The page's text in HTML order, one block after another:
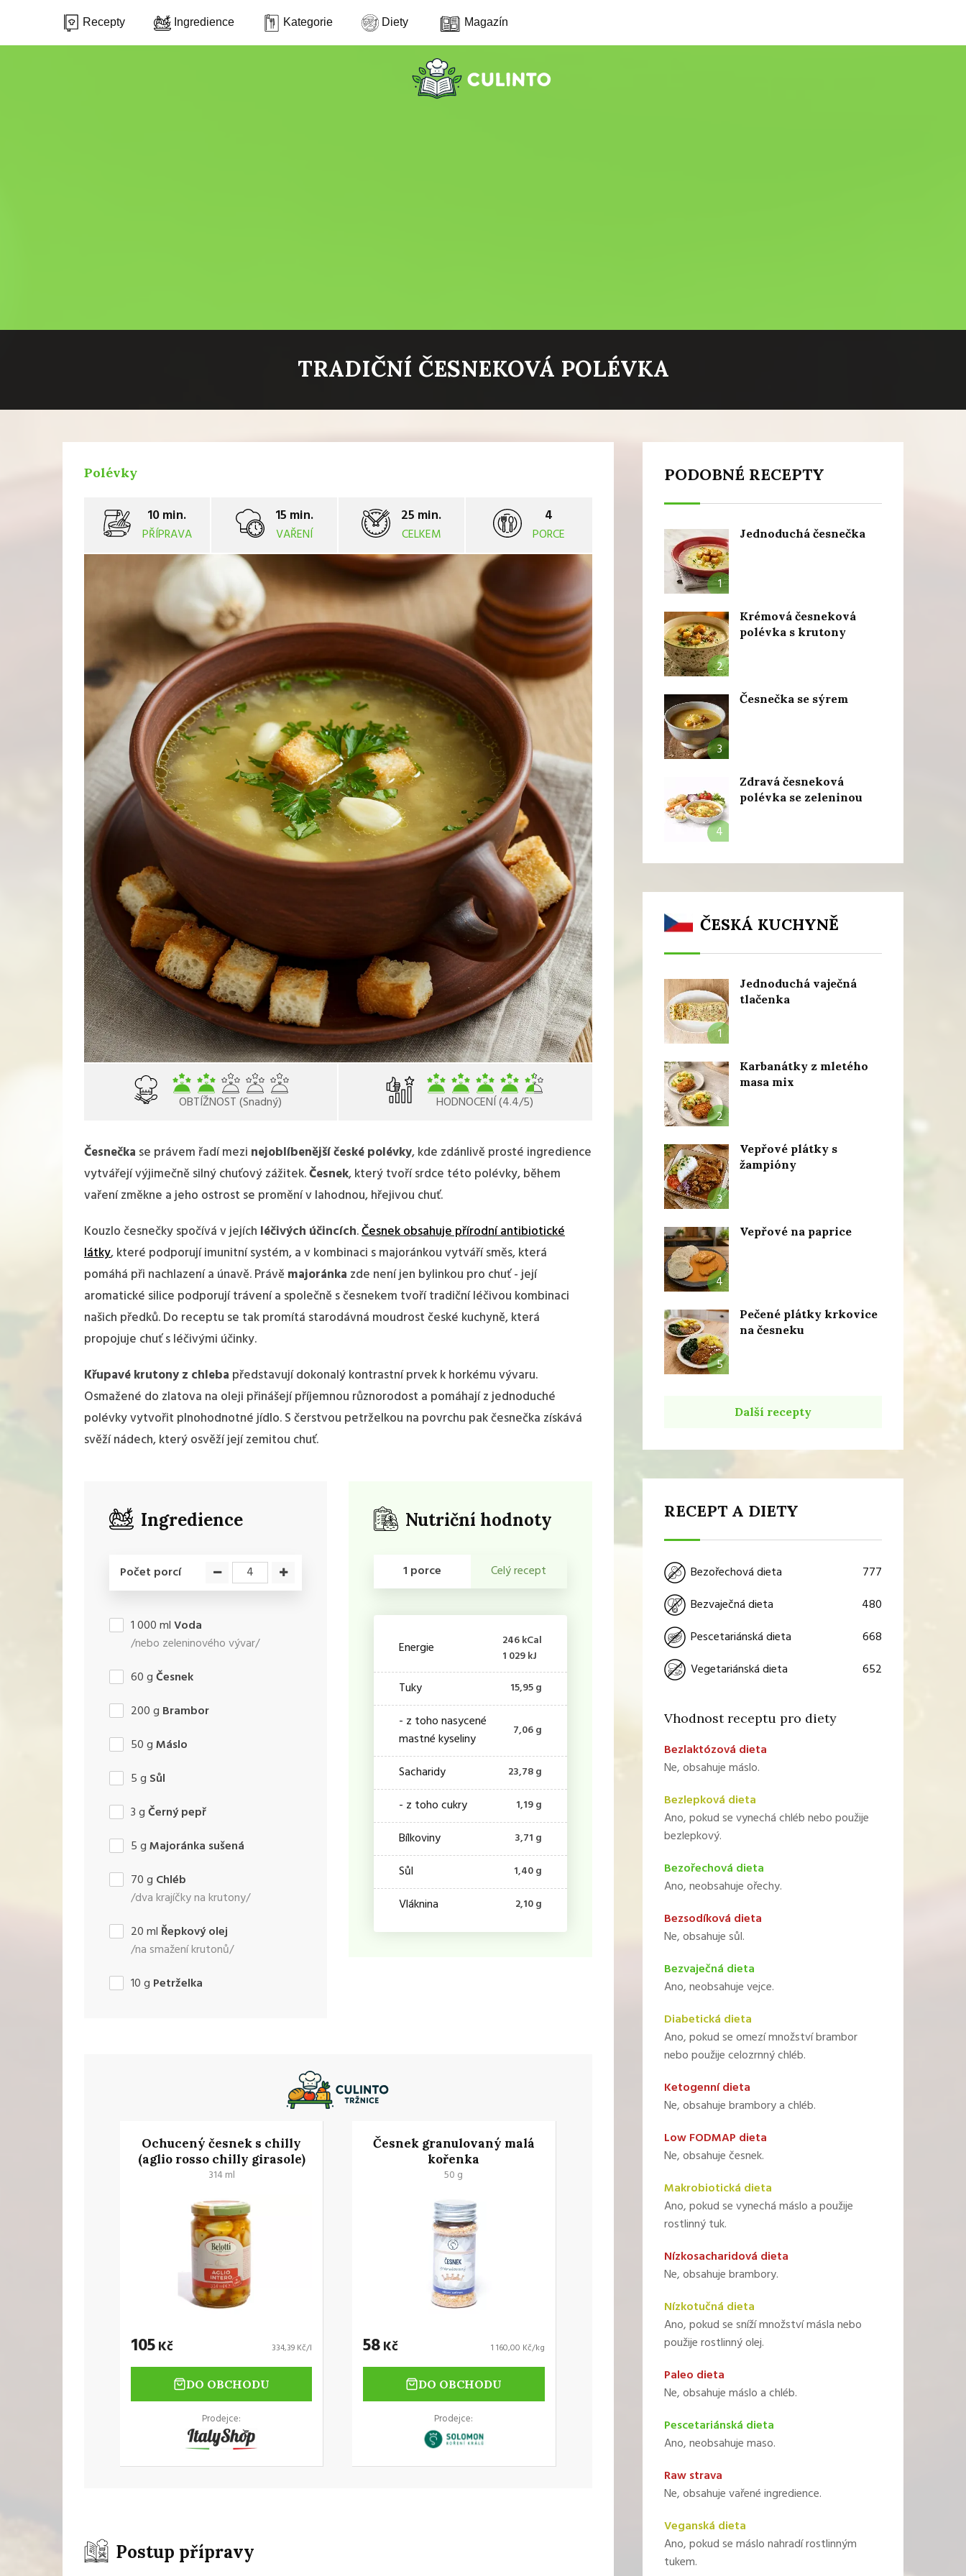
Recepty Ingredience Kategorie Diety Magazín
TRADIČNÍ ČESNEKOVÁ POLÉVKA
Polévky
10 min.
PŘÍPRAVA
15 min.
VAŘENÍ
25 min.
CELKEM
4
PORCE
OBTÍŽNOST (Snadný) HODNOCENÍ (4.4/5)
Česnečka se právem řadí mezi nejoblíbenější české polévky, kde zdánlivě prosté ingredience
vytvářejí výjimečně silný chuťový zážitek.Česnek, který tvoří srdce této polévky, během
vaření změkne a jeho ostrost se promění v lahodnou, hřejivou chuť.
Kouzlo česnečky spočívá v jejích léčivých účincích.Česnek obsahuje přírodní antibiotické
látky, které podporují imunitní systém, a v kombinaci s majoránkou vytváří směs, která
pomáhá při nachlazení a únavě. Právě majoránka zde není jen bylinkou pro chuť - její
aromatické silice podporují trávení a společně s česnekem tvoří tradiční léčivou kombinaci
našich předků. Do receptu se tak promítá starodávná moudrost české kuchyně, která
propojuje chuť s léčivými účinky.
Křupavé krutony z chleba představují dokonalý kontrastní prvek k horkému vývaru.
Osmažené do zlatova na oleji přinášejí příjemnou různorodost a pomáhají z jednoduché
polévky vytvořit plnohodnotné jídlo. S čerstvou petrželkou na povrchu pak česnečka získává
svěží nádech, který osvěží její zemitou chuť.
Ingredience
Počet porcí
1 000mlVoda
/nebo zeleninového vývar/
60gČesnek
200g Brambor
50gMáslo
5g Sůl
3gČerný pepř
5gMajoránka sušená
70g Chléb
/dva krajíčky na krutony/
20ml Řepkový olej
/na smažení krutonů/
10g Petrželka
Nutriční hodnoty
1 porce Celý recept
Energie
246 kCal
1 029 kJ
Tuky 15,95 g
- z toho nasycené
mastné kyseliny
7,06 g
Sacharidy 23,78 g
- z toho cukry 1,19 g
Bílkoviny 3,71 g
Sůl 1,40 g
Vláknina 2,10 g
Ochucený česnek s chilly
(aglio rosso chilly girasole)
314 ml
105Kč 334,39 Kč/l
DO OBCHODU
Prodejce:
Česnek granulovaný malá
kořenka
50 g
58Kč 1 160,00 Kč/kg
DO OBCHODU
Prodejce:
Postup přípravy
PODOBNÉ RECEPTY
1
Jednoduchá česnečka
2
Krémová česneková
polévka s krutony
3
Česnečka se sýrem
4
Zdravá česneková
polévka se zeleninou
ČESKÁ KUCHYNĚ
1
Jednoduchá vaječná
tlačenka
2
Karbanátky z mletého
masa mix
3
Vepřové plátky s
žampióny
4
Vepřové na paprice
5
Pečené plátky krkovice
na česneku
Další recepty
RECEPT A DIETY
Bezořechová dieta
777
Bezvaječná dieta
480
Pescetariánská dieta
668
Vegetariánská dieta
652
Vhodnost receptu pro diety
Bezlaktózová dieta
Ne, obsahuje máslo.
Bezlepková dieta
Ano, pokud se vynechá chléb nebo použije
bezlepkový.
Bezořechová dieta
Ano, neobsahuje ořechy.
Bezsodíková dieta
Ne, obsahuje sůl.
Bezvaječná dieta
Ano, neobsahuje vejce.
Diabetická dieta
Ano, pokud se omezí množství brambor
nebo použije celozrnný chléb.
Ketogenní dieta
Ne, obsahuje brambory a chléb.
Low FODMAP dieta
Ne, obsahuje česnek.
Makrobiotická dieta
Ano, pokud se vynechá máslo a použije
rostlinný tuk.
Nízkosacharidová dieta
Ne, obsahuje brambory.
Nízkotučná dieta
Ano, pokud se sníží množství másla nebo
použije rostlinný olej.
Paleo dieta
Ne, obsahuje máslo a chléb.
Pescetariánská dieta
Ano, neobsahuje maso.
Raw strava
Ne, obsahuje vařené ingredience.
Veganská dieta
Ano, pokud se máslo nahradí rostlinným
tukem.